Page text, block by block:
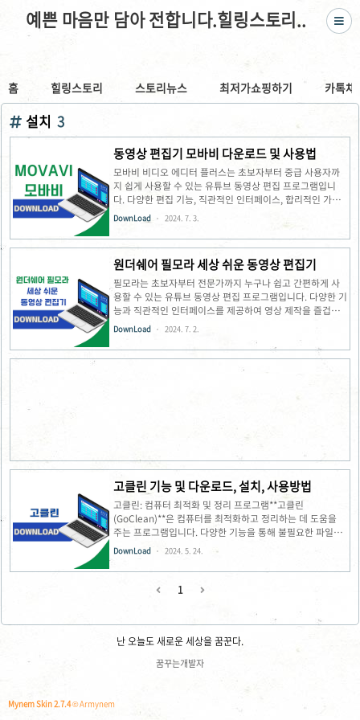
예쁜 마음만 담아 전합니다.힐링스토리..
홈 힐링스토리 스토리뉴스 최저가쇼핑하기 카톡채
설치 3
동영상 편집기 모바비 다운로드 및 사용법
모바비 비디오 에디터 플러스는 초보자부터 중급 사용자까
지 쉽게 사용할 수 있는 유튜브 동영상 편집 프로그램입니
다. 다양한 편집 기능, 직관적인 인터페이스, 합리적인 가격
으로 많은 사랑을 받고 있습니다.모바비 비디오 에디터 플러
스 주요 기능간편한 편집 : 마우스 드래그 앤 드롭 방식으로
영상, 음악, 사진 등을 손쉽게 편집할 수 있습니다.다양한 효
템플릿을 제공하여 영상을 더욱 풍부하게 만들 수 있습니다.
실용적인 기능 : 화면 녹화, 영상 변환, 자막 추가 등 유튜브
영상 제작에 필요한 실용적인 기능을 제공합니다.저렴한 가
격 : 유료 프로그램이지만, 다른 프로그램에 비해 저렴한 가
격으로 이용할 수 있습니다.모바비 비디오 에디터 플러스 다
운로드 및..
DownLoad 2024. 7. 3.
원더쉐어 필모라 세상 쉬운 동영상 편집기
필모라는 초보자부터 전문가까지 누구나 쉽고 간편하게 사
용할 수 있는 유튜브 동영상 편집 프로그램입니다. 다양한 기
능과 직관적인 인터페이스를 제공하여 영상 제작을 즐겁
게 만들어 줍니다.필모라 주요 기능간편한 편집 : 마우스 드
래그 앤 드롭 방식으로 영상, 음악, 사진 등을 손쉽게 편집할
수 있습니다.다양한 효과 및 템플릿 : 트랜지션, 타이틀, 효과
DownLoad 2024. 7. 2.
고클린 기능 및 다운로드, 설치, 사용방법
고클린: 컴퓨터 최적화 및 정리 프로그램**고클린
(GoClean)**은 컴퓨터를 최적화하고 정리하는 데 도움을
주는 프로그램입니다. 다양한 기능을 통해 불필요한 파일을
제거하고 시스템 성능을 향상시킬 수 있습니다.주요 기능 ✅
불필요한 파일 제거 : 임시 파일, 사용 기록, 잔여 파일 등 불
필요한 파일을 삭제하여 디스크 공간 확보 ✅ 시스템 최적화
: 레지스트리 정리, 시스템 부팅 속도 향상 ✅ 개인정보 보호 :
일 분쇄 : 중요한 파일을 안전하게 삭제하여 복구 불가능하게
함 ✅ 시스템 정보 확인 : 컴퓨터 하드웨어, 소프트웨어 정보
확인 ✅ 프로그램 제거 : 사용하지 않는 프로그램을 제거하여
공간 확보 ✅ 시작 프로그램 관리 : 컴퓨터 부팅 시..
DownLoad 2024. 5. 24.
1
난 오늘도 새로운 세상을 꿈꾼다.
꿈꾸는개발자
Mynem Skin 2.7.4© Armynem